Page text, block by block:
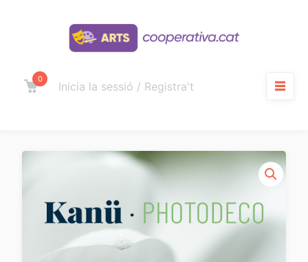
Carro
0
Inicia la sessió / Registra't